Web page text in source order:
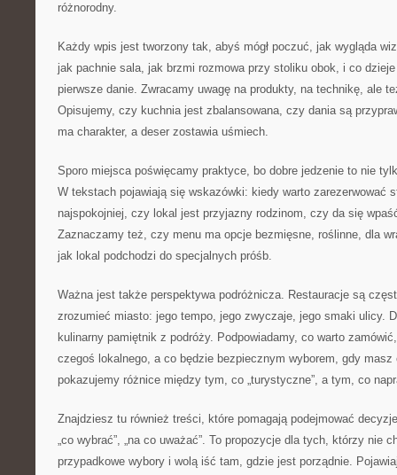
różnorodny.
Każdy wpis jest tworzony tak, abyś mógł poczuć, jak wygląda
jak pachnie sala, jak brzmi rozmowa przy stoliku obok, i co
pierwsze danie. Zwracamy uwagę na produkty, na technikę, ale
Opisujemy, czy kuchnia jest zbalansowana, czy dania są
ma charakter, a deser zostawia uśmiech.
Sporo miejsca poświęcamy praktyce, bo dobre jedzenie to nie
W tekstach pojawiają się wskazówki: kiedy warto zarezerwować
najspokojniej, czy lokal jest przyjazny rodzinom, czy da się
Zaznaczamy też, czy menu ma opcje bezmięsne, roślinne, dla
jak lokal podchodzi do specjalnych próśb.
Ważna jest także perspektywa podróżnicza. Restauracje są
zrozumieć miasto: jego tempo, jego zwyczaje, jego smaki ulicy.
kulinarny pamiętnik z podróży. Podpowiadamy, co warto
czegoś lokalnego, a co będzie bezpiecznym wyborem, gdy
pokazujemy różnice między tym, co „turystyczne”, a tym, co
Znajdziesz tu również treści, które pomagają podejmować
„co wybrać”, „na co uważać”. To propozycje dla tych, którzy nie
przypadkowe wybory i wolą iść tam, gdzie jest porządnie.